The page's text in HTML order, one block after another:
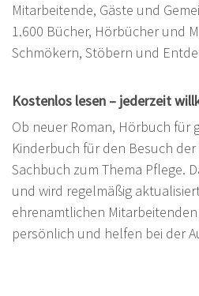
Mitarbeitende, Gäste und
1.600 Bücher, Hörbücher und
Schmökern, Stöbern und
Kostenlos lesen – jederzeit
Ob neuer Roman, Hörbuch für
Kinderbuch für den Besuch
Sachbuch zum Thema Pflege.
und wird regelmäßig
ehrenamtlichen
persönlich und helfen bei der